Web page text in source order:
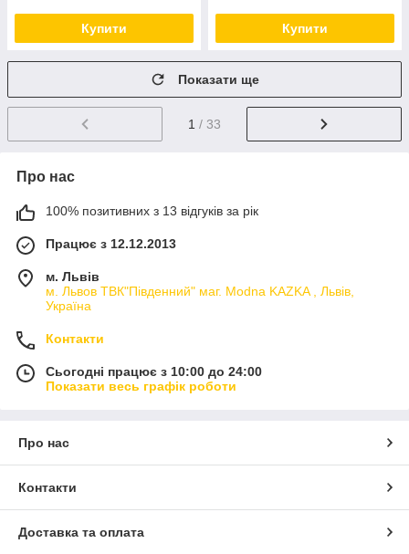
Купити Купити
Показати ще
1 / 33
Про нас
100% позитивних з 13 відгуків за рік
Працює з 12.12.2013
м. Львів
м. Львов ТВК"Південний" маг. Modna KAZKA , Львів,
Україна
Контакти
Сьогодні працює з 10:00 до 24:00
Показати весь графік роботи
Про нас
Контакти
Доставка та оплата